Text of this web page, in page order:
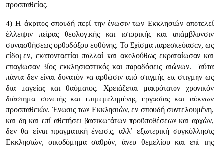
προσπαθείας.
4) Η άκριτος σπουδή περί την ένωσιν των Εκκλησιών αποτελεί
έλλειψιν πείρας θεολογικής και ιστορικής και απάμβλυνσιν
συναισθήσεως ορθοδόξου ευθύνης. Το Σχίσμα παρεσκεύασαν, ως
είδομεν, εκατονταετίαι πολλαί και ακολούθως εκραταίωσαν και
επαγίωσαν βίος εκκλησιαστικός και παραδόσεις αιώνων. Ταύτα
πάντα δεν είναι δυνατόν να αρθώσιν από στιγμής εις στιγμήν ως
δια μαγείας και θαύματος. Χρειάζεται μακρότατον χρονικόν
διάστημα συνετής και επιμεμελημένης εργασίας και αόκνων
προσπαθειών. Ένωσις των Εκκλησιών, εν σπουδή συντελουμένη,
και δη και επί αθετήσει βασικωτάτων προϋποθέσεων και αρχών,
δεν θα είναι πραγματική ένωσις, αλλ’ εξωτερική συγκόλλησις
Εκκλησιών, οικοδόμημα σαθρόν, άνευ θεμελίου και επί της